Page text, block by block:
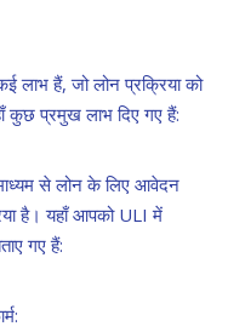
हैं, जो लोन प्रक्रिया को
कुछ प्रमुख लाभ दिए गए हैं:
से लोन के लिए आवेदन
है। यहाँ आपको ULI में
गए हैं: